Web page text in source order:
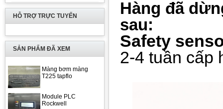
HỖ TRỢ TRỰC TUYẾN
SẢN PHẨM ĐÃ XEM
Màng bơm màng
T225 tapflo
Module PLC
Rockwell
Hàng đã
sau:
Safety
2-4 tuần cấp